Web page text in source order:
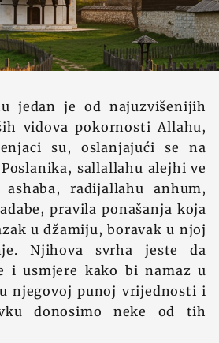
jedan je od najuzvišenijih
vidova pokornosti Allahu,
su, oslanjajući se na
sallallahu alejhi ve
radijallahu anhum,
pravila ponašanja koja
u džamiju, boravak u njoj
Njihova svrha jeste da
i usmjere kako bi namaz u
njegovoj punoj vrijednosti i
donosimo neke od tih